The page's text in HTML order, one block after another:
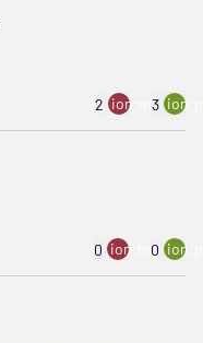
2 ion:minus
3
0 ion:minus
0